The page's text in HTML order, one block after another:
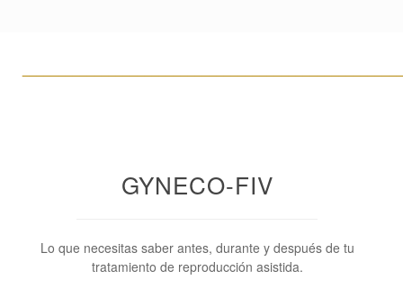
GYNECO-FIV
Lo que necesitas saber antes, durante y después de tu
tratamiento de reproducción asistida.